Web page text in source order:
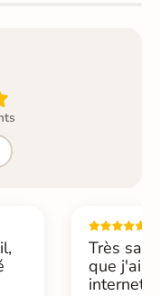
Très
que j'ai
internet....